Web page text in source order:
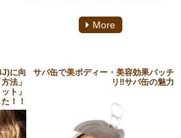
一
ムの
し
ってきています。今回はその
を当ててみたいと思います。
パーでもみかけるようになり
ました。ではこの二つのミル
More
に向
法」
ト」
！！
サバ缶で美ボディー・美容効果バッチ
リ‼︎サバ缶の魅力